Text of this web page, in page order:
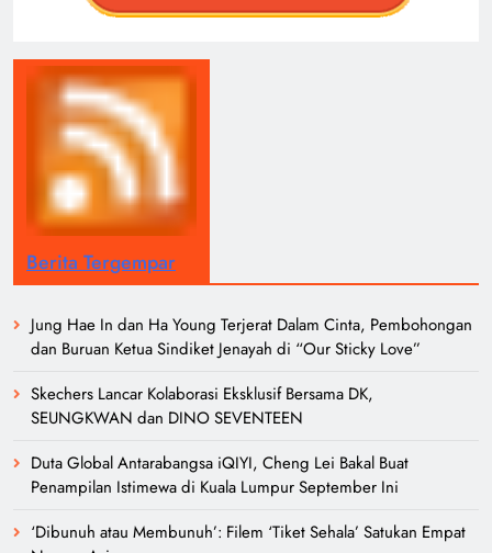
Berita Tergempar
Jung Hae In dan Ha Young Terjerat Dalam Cinta, Pembohongan
dan Buruan Ketua Sindiket Jenayah di “Our Sticky Love”
Skechers Lancar Kolaborasi Eksklusif Bersama DK,
SEUNGKWAN dan DINO SEVENTEEN
Duta Global Antarabangsa iQIYI, Cheng Lei Bakal Buat
Penampilan Istimewa di Kuala Lumpur September Ini
‘Dibunuh atau Membunuh’: Filem ‘Tiket Sehala’ Satukan Empat